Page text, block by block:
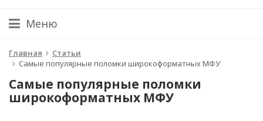
Меню
Главная
Статьи
Самые популярные поломки широкоформатных МФУ
Самые популярные поломки
широкоформатных МФУ